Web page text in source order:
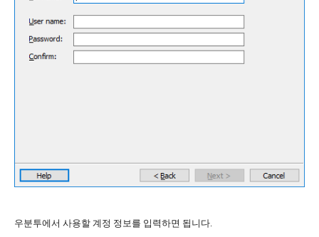
우분투에서 사용할 계정 정보를 입력하면 됩니다.